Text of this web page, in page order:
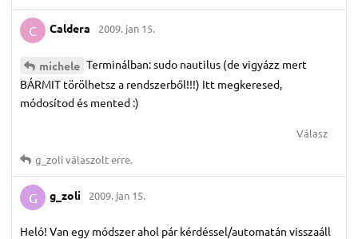
C Caldera 2009. jan 15.
michele Terminálban: sudo nautilus (de vigyázz mert
BÁRMIT törölhetsz a rendszerből!!!) Itt megkeresed,
módosítod és mented :)
Válasz
g_zoliválaszolt erre.
G g_zoli 2009. jan 15.
Heló! Van egy módszer ahol pár kérdéssel/automatán visszaáll